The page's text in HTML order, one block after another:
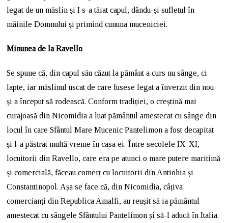
legat de un măslin și I s-a tăiat capul, dându-și sufletul în
mâinile Domnului și primind cununa muceniciei.
Minunea de la Ravello
Se spune că, din capul său căzut la pământ a curs nu sânge, ci
lapte, iar măslinul uscat de care fusese legat a înverzit din nou
și a început să rodească. Conform tradiției, o creștină mai
curajoasă din Nicomidia a luat pământul amestecat cu sânge din
locul în care Sfântul Mare Mucenic Pantelimon a fost decapitat
și l-a păstrat multă vreme în casa ei. Între secolele IX-XI,
locuitorii din Ravello, care era pe atunci o mare putere maritimă
și comercială, făceau comerț cu locuitorii din Antiohia și
Constantinopol. Așa se face că, din Nicomidia, câțiva
comercianți din Republica Amalfi, au reușit să ia pământul
amestecat cu sângele Sfântului Pantelimon și să-l aducă în Italia.